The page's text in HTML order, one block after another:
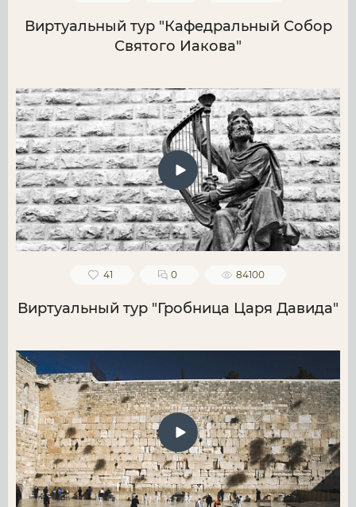
Виртуальный тур "Кафедральный Собор
Святого Иакова"
41 0 84100
Виртуальный тур "Гробница Царя Давида"